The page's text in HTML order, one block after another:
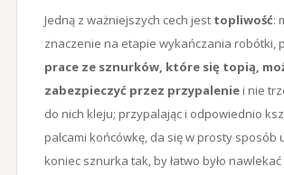
Jedną z ważniejszych cech jest topliwość:
znaczenie na etapie wykańczania robótki,
prace ze sznurków, które się topią,
zabezpieczyć przez przypaleniei nie
do nich kleju; przypalając i odpowiednio
palcami końcówkę, da się w prosty sposób
koniec sznurka tak, by łatwo było